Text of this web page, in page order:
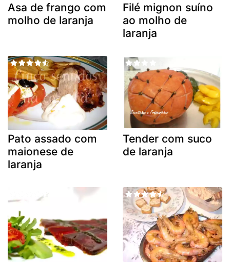
Asa de frango com
molho de laranja
Filé mignon suíno
ao molho de
laranja
Pato assado com
maionese de
laranja
Tender com suco
de laranja